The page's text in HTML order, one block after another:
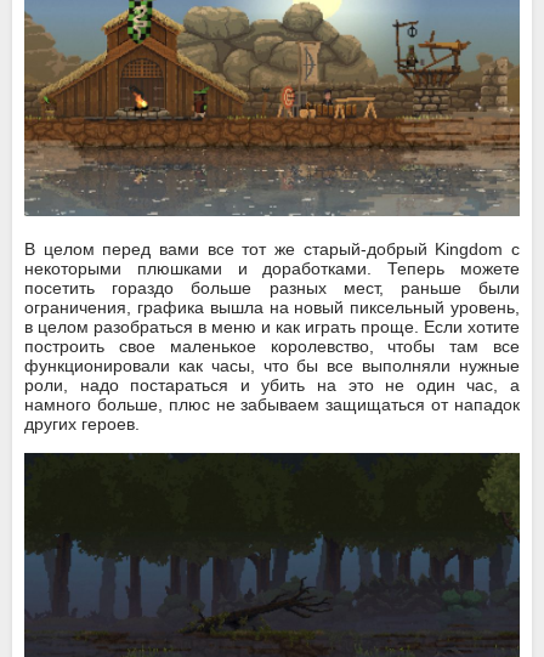
В целом перед вами все тот же старый-добрый Kingdom с
некоторыми плюшками и доработками. Теперь можете
посетить гораздо больше разных мест, раньше были
ограничения, графика вышла на новый пиксельный уровень,
в целом разобраться в меню и как играть проще. Если хотите
построить свое маленькое королевство, чтобы там все
функционировали как часы, что бы все выполняли нужные
роли, надо постараться и убить на это не один час, а
намного больше, плюс не забываем защищаться от нападок
других героев.